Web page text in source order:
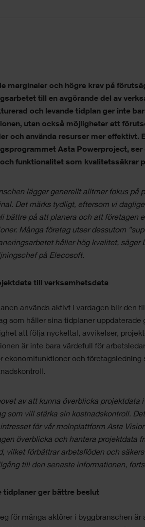
marginaler och högre krav på
till en avgörande del av
och levande tidplan ger inte
utan också möjligheter att
och använda resurser mer effektivt.
Asta Powerproject,
funktionalitet som kvalitetssäkrar
lägger generellt alltmer fokus på
Det märks tydligt, eftersom vi
bättre på att planera och att företagen
Många företag utser dessutom
håller hög kvalitet, säger
på Elecosoft.
till verksamhetsdata
används aktivt i vardagen blir den
som håller sina tidplaner uppdaterade
att följa nyckeltal, avvikelser,
är inte bara värdefull för
ekonomifunktioner och företagsledning
av att kunna överblicka projektdata
som vill stärka sin kostnadskontroll.
för vår molnplattform Asta
överblicka och hantera projektdata
vilket förbättrar arbetsflöden och
till den senaste informationen,
tidplaner ger bättre beslut
för många aktörer i byggbranschen